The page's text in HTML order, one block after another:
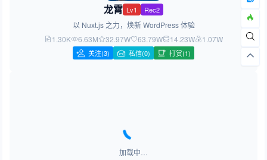
龙霄 Lv1 Rec2
以 Nuxt.js 之力，焕新 WordPress 体验
1.30K
6.63M 32.97W 63.79W 14.23W 1.07W
关注(3) 私信(0) 打赏(1)
加载中…